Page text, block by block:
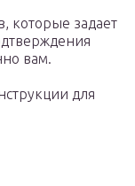
которые задает
вам.
для